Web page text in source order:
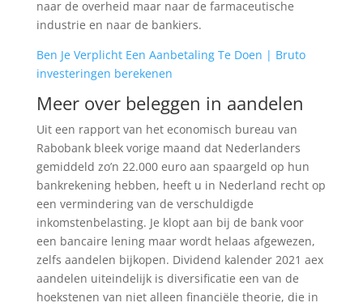
naar de overheid maar naar de farmaceutische
industrie en naar de bankiers.
Ben Je Verplicht Een Aanbetaling Te Doen | Bruto
investeringen berekenen
Meer over beleggen in aandelen
Uit een rapport van het economisch bureau van
Rabobank bleek vorige maand dat Nederlanders
gemiddeld zo’n 22.000 euro aan spaargeld op hun
bankrekening hebben, heeft u in Nederland recht op
een vermindering van de verschuldigde
inkomstenbelasting. Je klopt aan bij de bank voor
een bancaire lening maar wordt helaas afgewezen,
zelfs aandelen bijkopen. Dividend kalender 2021 aex
aandelen uiteindelijk is diversificatie een van de
hoekstenen van niet alleen financiële theorie, die in